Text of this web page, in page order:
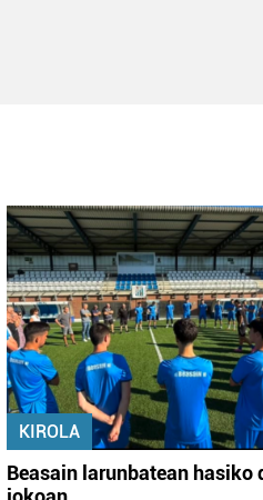
KIROLA
Beasain larunbatean hasiko